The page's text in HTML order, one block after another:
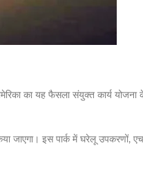
का यह फैसला संयुक्त कार्य
किया जाएगा। इस पार्क में घरेलू